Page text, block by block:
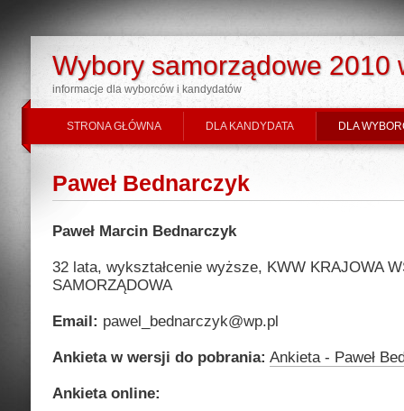
Wybory samorządowe 2010
informacje dla wyborców i kandydatów
STRONA GŁÓWNA DLA KANDYDATA DLA
Paweł Bednarczyk
Paweł Marcin Bednarczyk
32 lata, wykształcenie wyższe, KWW KRAJOWA
SAMORZĄDOWA
Email: pawel_bednarczyk@wp.pl
Ankieta w wersji do pobrania: Ankieta - Paweł
Ankieta online: